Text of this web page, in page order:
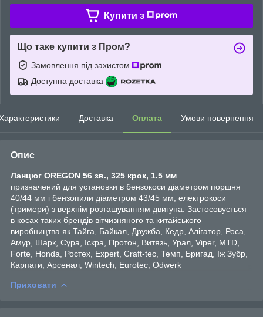
Купити з
Що таке купити з Пром?
Замовлення під захистом
Доступна доставка
Доставка Оплата Умови повернення
Опис
Ланцюг OREGON 56 зв., 325 крок, 1.5 мм
призначений для установки в бензокоси діаметром поршня
40/44 мм і бензопили діаметром 43/45 мм, електрокоси
(тримери) з верхнім розташуванням двигуна. Застосовується
в косах таких брендів вітчизняного та китайського
виробництва як Тайга, Байкал, Дружба, Кедр, Алігатор, Роса,
Амур, Шарк, Сура, Іскра, Протон, Витязь, Урал, Viper, MTD,
Forte, Honda, Ростех, Expert, Craft-tec, Темп, Бригад, Іж Зубр,
Карпати, Арсенал, Wintech, Eurotec, Odwerk
Приховати